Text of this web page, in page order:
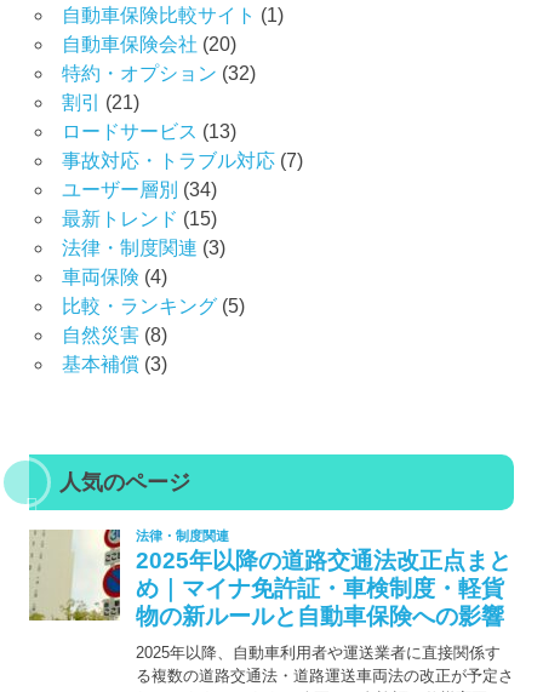
自動車保険比較サイト (1)
自動車保険会社 (20)
特約・オプション (32)
割引
(21)
ロードサービス (13)
事故対応・トラブル対応(7)
ユーザー層別 (34)
最新トレンド (15)
法律・制度関連 (3)
車両保険 (4)
比較・ランキング(5)
自然災害(8)
基本補償(3)
人気のページ